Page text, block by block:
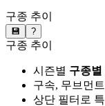
구종 추이
💾 ?
구종 추이
시즌별 구종별
구속, 무브먼
상단 필터로